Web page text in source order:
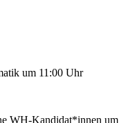
um 11:00 Uhr
WH-Kandidat*innen um